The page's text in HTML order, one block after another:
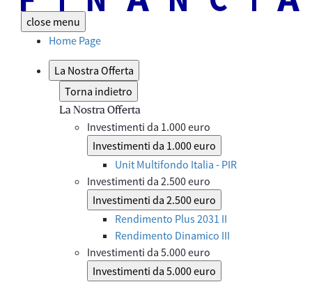
close menu
Home Page
La Nostra Offerta
Torna indietro
La Nostra Offerta
Investimenti da 1.000 euro
Investimenti da 1.000 euro
Unit Multifondo Italia - PIR
Investimenti da 2.500 euro
Investimenti da 2.500 euro
Rendimento Plus 2031 II
Rendimento Dinamico III
Investimenti da 5.000 euro
Investimenti da 5.000 euro